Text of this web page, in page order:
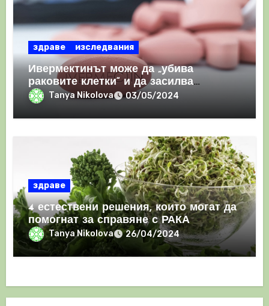
здраве изследвания
Ивермектинът може да „убива
раковите клетки“ и да засилва
имунния отговор
Tanya Nikolova 03/05/2024
здраве
4 естествени решения, които могат да
помогнат за справяне с РАКА
Tanya Nikolova 26/04/2024